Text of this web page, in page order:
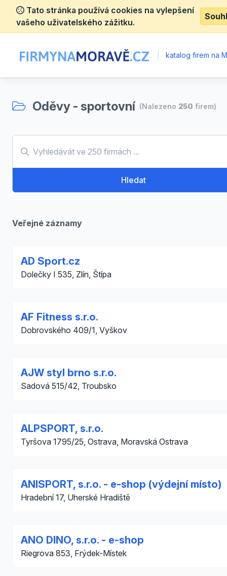
Tato stránka používá cookies na vylepšení
vašeho uživatelského zážitku.
katalog firem na
Oděvy - sportovní (Nalezeno 250 firem)
Hledat
Veřejné záznamy
AD Sport.cz
Dolečky I 535, Zlín, Štípa
AF Fitness s.r.o.
Dobrovského 409/1, Vyškov
AJW styl brno s.r.o.
Sadová 515/42, Troubsko
ALPSPORT, s.r.o.
Tyršova 1795/25, Ostrava, Moravská Ostrava
ANISPORT, s.r.o. - e-shop (výdejní místo)
Hradební 17, Uherské Hradiště
ANO DINO, s.r.o. - e-shop
Riegrova 853, Frýdek-Místek